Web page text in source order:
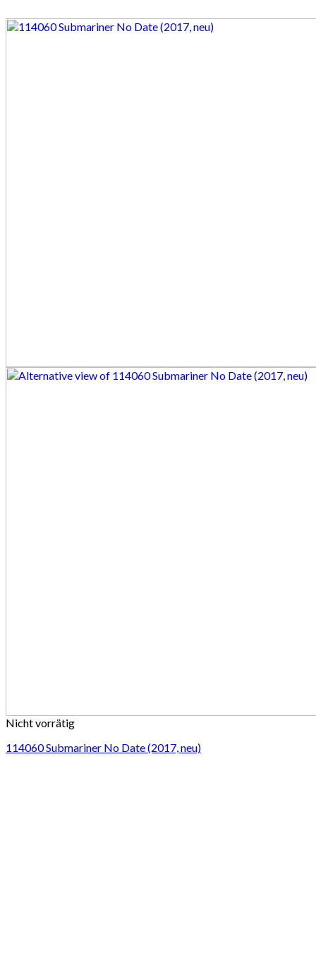
Nicht vorrätig
114060 Submariner No Date (2017, neu)